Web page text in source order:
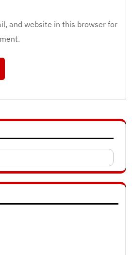
and website in this browser for